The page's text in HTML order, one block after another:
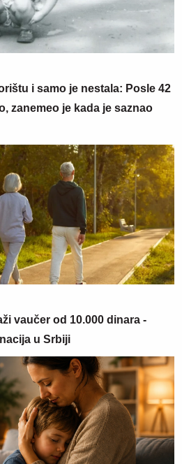
i samo je nestala: Posle 42
zanemeo je kada je saznao
vaučer od 10.000 dinara -
u Srbiji